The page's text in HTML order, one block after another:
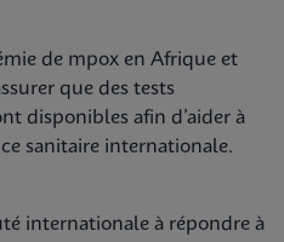
de mpox en Afrique et
que des tests
disponibles afin d’aider à
sanitaire internationale.
internationale à répondre à